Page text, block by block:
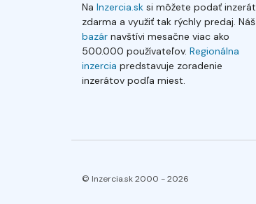
Na Inzercia.sk si môžete podať inzerát
zdarma a využiť tak rýchly predaj. Náš
bazár navštívi mesačne viac ako
500.000 používateľov. Regionálna
inzercia predstavuje zoradenie
inzerátov podľa miest.
© Inzercia.sk 2000 -2026